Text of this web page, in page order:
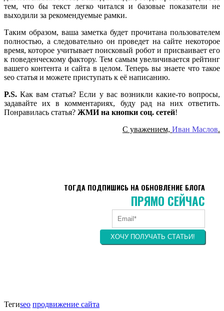
тем, что бы текст легко читался и базовые показатели не
выходили за рекомендуемые рамки.
Таким образом, ваша заметка будет прочитана пользователем
полностью, а следовательно он проведет на сайте некоторое
время, которое учитывает поисковый робот и присваивает его
к поведенческому фактору. Тем самым увеличивается рейтинг
вашего контента и сайта в целом. Теперь вы знаете что такое
seo статья и можете приступать к её написанию.
P.S.Как вам статья? Если у вас возникли какие-то вопросы,
задавайте их в комментариях, буду рад на них ответить.
Понравилась статья? ЖМИ на кнопки соц. сетей!
С уважением, Иван Маслов.
ТОГДА ПОДПИШИСЬ НА ОБНОВЛЕНИЕ БЛОГА
ПРЯМО СЕЙЧАС
Тегиseo продвижение сайта